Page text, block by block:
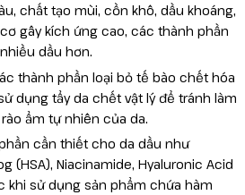
chất tạo mùi, cồn khô, dầu khoáng,
gây kích ứng cao, các thành phần
dầu hơn.
thành phần loại bỏ tế bào chết hóa
dụng tẩy da chết vật lý để tránh làm
ẩm tự nhiên của da.
cần thiết cho da dầu như
(HSA), Niacinamide, Hyaluronic Acid
khi sử dụng sản phẩm chứa hàm